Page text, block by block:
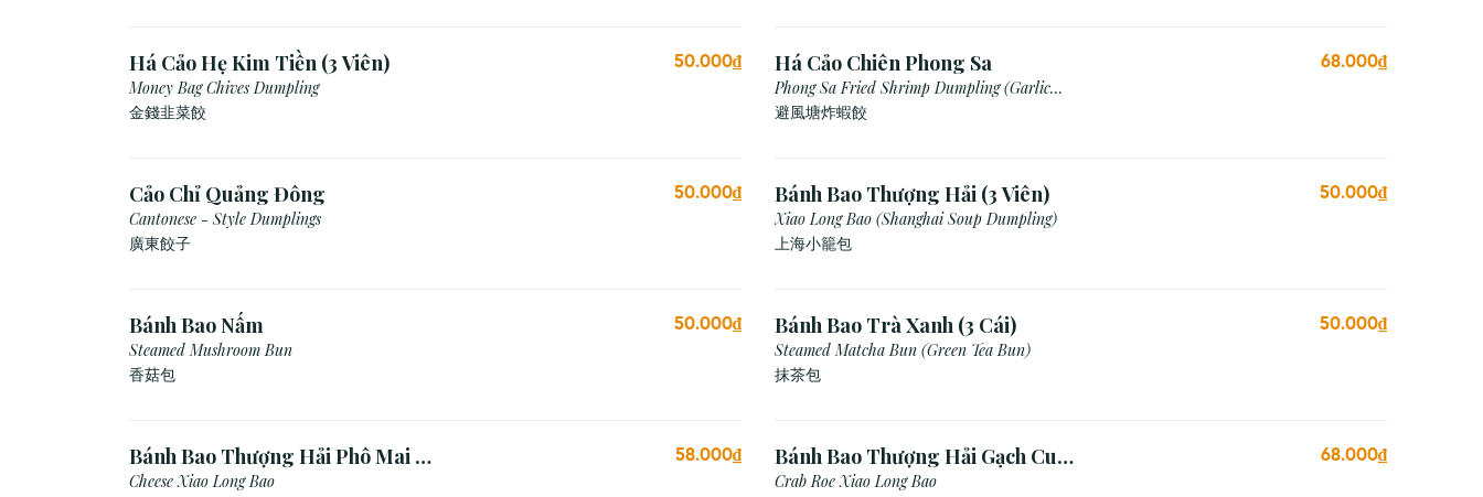
Há Cảo Hẹ Kim Tiền (3 Viên)
Money Bag Chives Dumpling
金錢韭菜餃
50.000₫ Há Cảo Chiên Phong Sa
Phong Sa Fried Shrimp Dumpling (Garlic
Breadcrumb)
避風塘炸蝦餃
68.000₫
Cảo Chỉ Quảng Đông
Cantonese - Style Dumplings
廣東餃⼦
50.000₫ Bánh Bao Thượng Hải (3 Viên)
Xiao Long Bao (Shanghai Soup Dumpling)
上海小籠包
50.000₫
Bánh Bao Nấm
Steamed Mushroom Bun
香菇包
50.000₫ Bánh Bao Trà Xanh (3 Cái)
Steamed Matcha Bun (Green Tea Bun)
抹茶包
50.000₫
Bánh Bao Thượng Hải Phô Mai (3
Viên)
Cheese Xiao Long Bao
58.000₫
Bánh Bao Thượng Hải Gạch Cua
(3 Viên)
Crab Roe Xiao Long Bao
68.000₫